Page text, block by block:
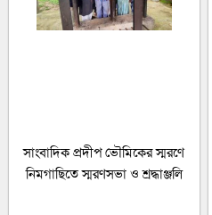
সাংবাদিক প্রদীপ ভৌমিকের স্মরণে
নিমগাছিতে স্মরণসভা ও শ্রদ্ধাঞ্জলি